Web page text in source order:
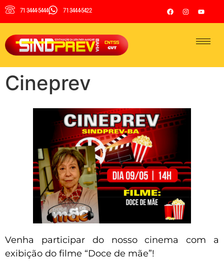
71 3444-5444 71 3444-5422
Cineprev
Venha participar do nosso cinema com a
exibição do filme “Doce de mãe”!